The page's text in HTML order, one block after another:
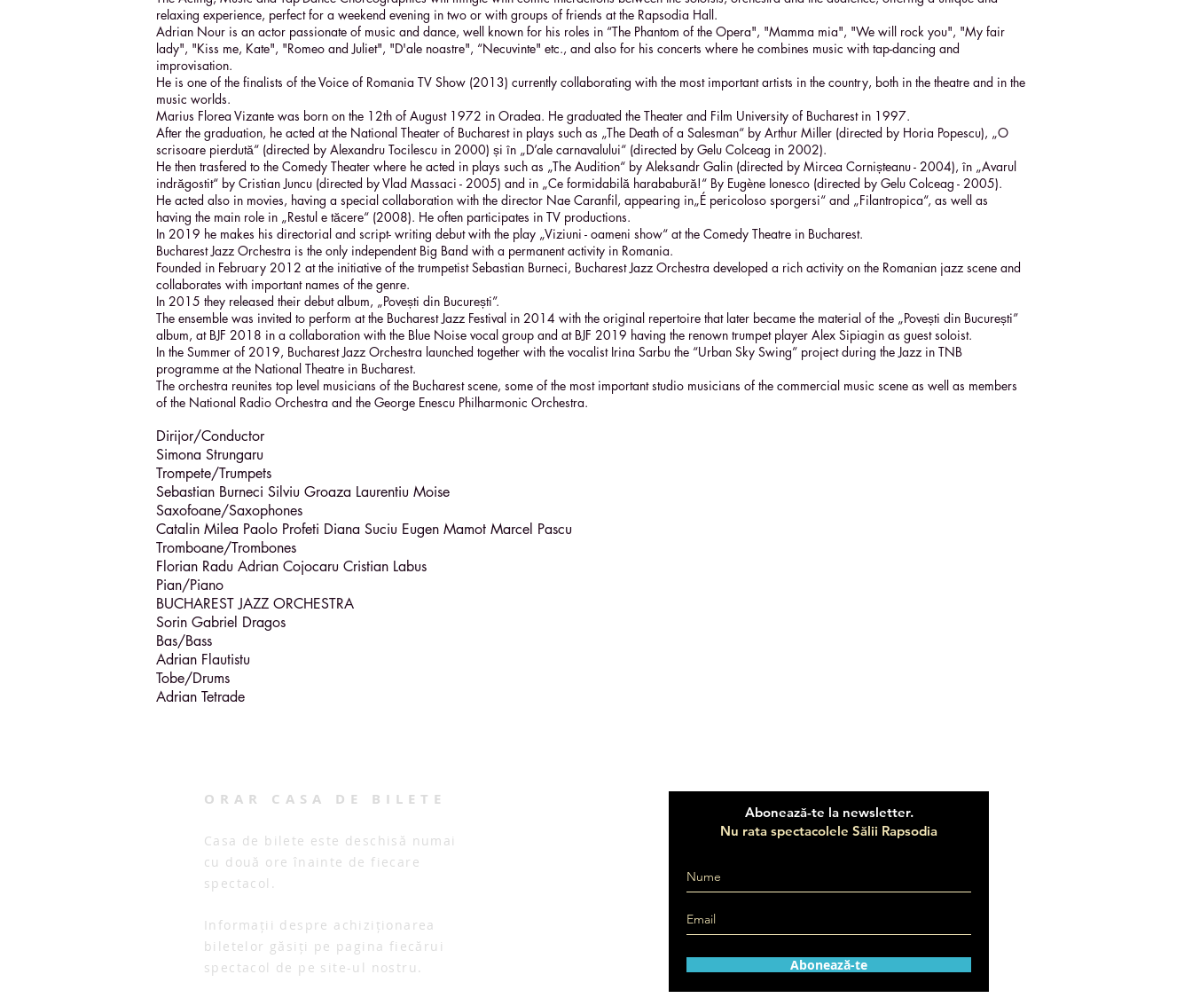
relaxing experience, perfect for a weekend evening in two or with groups of friends at the Rapsodia Hall.
Adrian Nour is an actor passionate of music and dance, well known for his roles in “The Phantom of the Opera", "Mamma mia", "We will rock you", "My fair
lady", "Kiss me, Kate", "Romeo and Juliet", "D'ale noastre", “Necuvinte" etc., and also for his concerts where he combines music with tap-dancing and
improvisation.
He is one of the finalists of the Voice of Romania TV Show (2013) currently collaborating with the most important artists in the country, both in the theatre and in the
music worlds.
Marius Florea Vizante was born on the 12th of August 1972 in Oradea. He graduated the Theater and Film University of Bucharest in 1997.
After the graduation, he acted at the National Theater of Bucharest in plays such as „The Death of a Salesman“ by Arthur Miller (directed by Horia Popescu), „O
scrisoare pierdută“ (directed by Alexandru Tocilescu in 2000) și în „D’ale carnavalului“ (directed by Gelu Colceag in 2002).
He then trasfered to the Comedy Theater where he acted in plays such as „The Audition“ by Aleksandr Galin (directed by Mircea Cornișteanu - 2004), în „Avarul
indrăgostit“ by Cristian Juncu (directed by Vlad Massaci - 2005) and in „Ce formidabilă harababură!“ By Eugène Ionesco (directed by Gelu Colceag - 2005).
He acted also in movies, having a special collaboration with the director Nae Caranfil, appearing in„É pericoloso sporgersi“ and „Filantropica“, as well as
having the main role in „Restul e tăcere“ (2008). He often participates in TV productions.
In 2019 he makes his directorial and script- writing debut with the play „Viziuni - oameni show“ at the Comedy Theatre in Bucharest.
Bucharest Jazz Orchestra is the only independent Big Band with a permanent activity in Romania.
Founded in February 2012 at the initiative of the trumpetist Sebastian Burneci, Bucharest Jazz Orchestra developed a rich activity on the Romanian jazz scene and
collaborates with important names of the genre.
In 2015 they released their debut album, „Povești din București”.
The ensemble was invited to perform at the Bucharest Jazz Festival in 2014 with the original repertoire that later became the material of the „Povești din București”
album, at BJF 2018 in a collaboration with the Blue Noise vocal group and at BJF 2019 having the renown trumpet player Alex Sipiagin as guest soloist.
In the Summer of 2019, Bucharest Jazz Orchestra launched together with the vocalist Irina Sarbu the “Urban Sky Swing” project during the Jazz in TNB
programme at the National Theatre in Bucharest.
The orchestra reunites top level musicians of the Bucharest scene, some of the most important studio musicians of the commercial music scene as well as members
of the National Radio Orchestra and the George Enescu Philharmonic Orchestra.
Dirijor/Conductor
Simona Strungaru
Trompete/Trumpets
Sebastian Burneci Silviu Groaza Laurentiu Moise
Saxofoane/Saxophones
Catalin Milea Paolo Profeti Diana Suciu Eugen Mamot Marcel Pascu
Tromboane/Trombones
Florian Radu Adrian Cojocaru Cristian Labus
Pian/Piano
BUCHAREST JAZZ ORCHESTRA
Sorin Gabriel Dragos
Bas/Bass
Adrian Flautistu
Tobe/Drums
Adrian Tetrade
ORAR CASA DE BILETE
Casa de bilete este deschisă numai
cu două ore înainte de fiecare
spectacol.
Informații despre achiziționarea
biletelor găsiți pe pagina fiecărui
spectacol de pe site-ul nostru.
Abonează-te la newsletter.
Nu rata spectacolele Sălii Rapsodia
Abonează-te